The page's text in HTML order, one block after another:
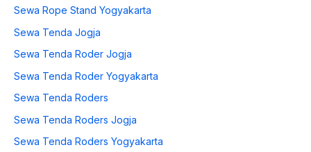
Sewa Rope Stand Yogyakarta
Sewa Tenda Jogja
Sewa Tenda Roder Jogja
Sewa Tenda Roder Yogyakarta
Sewa Tenda Roders
Sewa Tenda Roders Jogja
Sewa Tenda Roders Yogyakarta